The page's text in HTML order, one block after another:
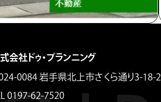
会社ドゥ・プランニング
0084 岩手県北上市さくら通り3-18-2
0197-62-7520